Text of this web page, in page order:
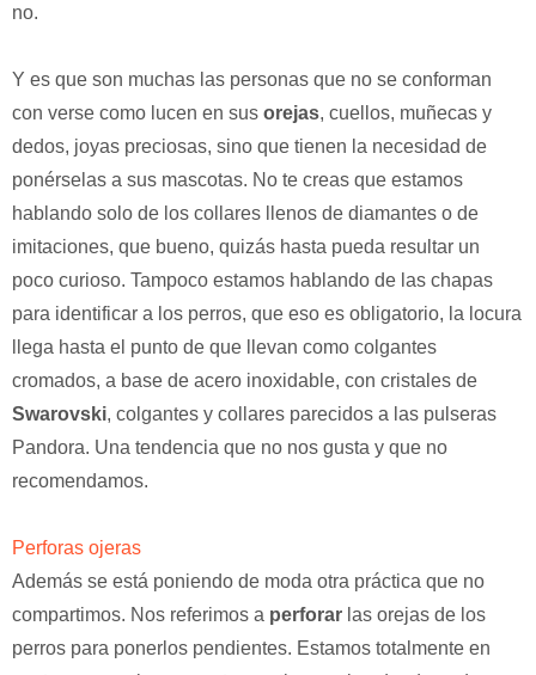
no.
Y es que son muchas las personas que no se conforman
con verse como lucen en sus orejas, cuellos, muñecas y
dedos, joyas preciosas, sino que tienen la necesidad de
ponérselas a sus mascotas. No te creas que estamos
hablando solo de los collares llenos de diamantes o de
imitaciones, que bueno, quizás hasta pueda resultar un
poco curioso. Tampoco estamos hablando de las chapas
para identificar a los perros, que eso es obligatorio, la locura
llega hasta el punto de que llevan como colgantes
cromados, a base de acero inoxidable, con cristales de
Swarovski, colgantes y collares parecidos a las pulseras
Pandora. Una tendencia que no nos gusta y que no
recomendamos.
Perforas ojeras
Además se está poniendo de moda otra práctica que no
compartimos. Nos referimos a perforar las orejas de los
perros para ponerlos pendientes. Estamos totalmente en